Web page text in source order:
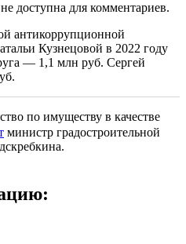
доступна для комментариев.
антикоррупционной
Кузнецовой в 2022 году
— 1,1 млн руб. Сергей
по имуществу в качестве
министр градостроительной